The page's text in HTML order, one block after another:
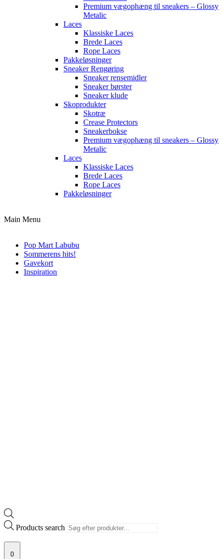
Premium vægophæng til sneakers – Glossy
Metalic
Laces
Klassiske Laces
Brede Laces
Rope Laces
Pakkeløsninger
Sneaker Rengøring
Sneaker rensemidler
Sneaker børster
Sneaker klude
Skoprodukter
Skotræ
Crease Protectors
Sneakerbokse
Premium vægophæng til sneakers – Glossy
Metalic
Laces
Klassiske Laces
Brede Laces
Rope Laces
Pakkeløsninger
Main Menu
Pop Mart Labubu
Sommerens hits!
Gavekort
Inspiration
Products search
0